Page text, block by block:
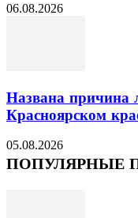
06.08.2026
Названа причина
Красноярском
05.08.2026
ПОПУЛЯРНЫЕ